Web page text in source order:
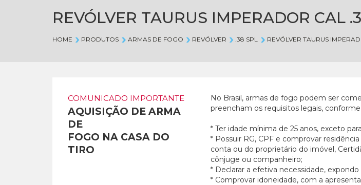
REVÓLVER TAURUS IMPERADOR CAL
HOME PRODUTOS ARMAS DE FOGO REVÓLVER .38 SPL REVÓLVER TAURUS
COMUNICADO IMPORTANTE
AQUISIÇÃO DE ARMA
DE
FOGO NA CASA DO
TIRO
No Brasil, armas de fogo podem ser
preencham os requisitos legais,
* Ter idade mínima de 25 anos, exceto
* Possuir RG, CPF e comprovar
conta ou do proprietário do imóvel,
cônjuge ou companheiro;
* Declarar a efetiva necessidade,
* Comprovar idoneidade, com a